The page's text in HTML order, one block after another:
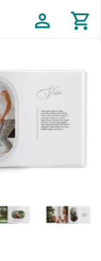
profile shopping_cart